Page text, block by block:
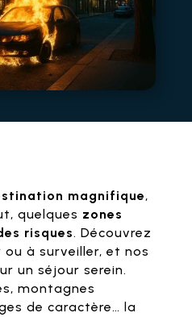
magnifique,
quelques zones
risques. Découvrez
à surveiller, et nos
un séjour serein.
montagnes
de caractère… la